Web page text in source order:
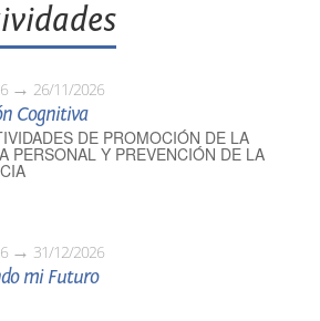
26/11/2026
Cognitiva
DE PROMOCIÓN DE LA
PERSONAL Y PREVENCIÓN DE LA
31/12/2026
mi Futuro